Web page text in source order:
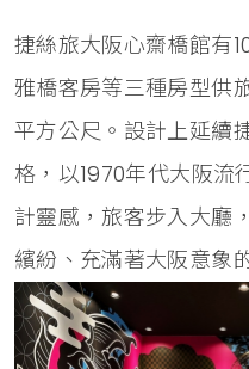
捷絲旅大阪心齋橋館有
雅橋客房等三種房型供
平方公尺。設計上延續
格，以1970年代大阪流
計靈感，旅客步入大廳
繽紛、充滿著大阪意象